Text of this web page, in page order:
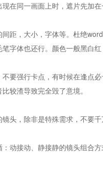
同一画面上时，遮片先加在
，大小，字体等。杜绝
字体也还行。颜色一般黑白红
强行卡点，有时候在逢点必
较渣导致完全毁了意境。
，除非是特殊需求，不要千
接动、静接静的镜头组合